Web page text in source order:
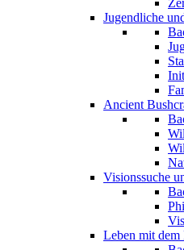
Jugendliche
Ancient
Visionssuche
Leben mit dem